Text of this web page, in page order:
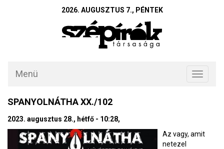
2026. AUGUSZTUS 7., PÉNTEK
Toggle
Menü
SPANYOLNÁTHA XX./102
2023. augusztus 28., hétfő - 10:28,
Az vagy, amit
netezel